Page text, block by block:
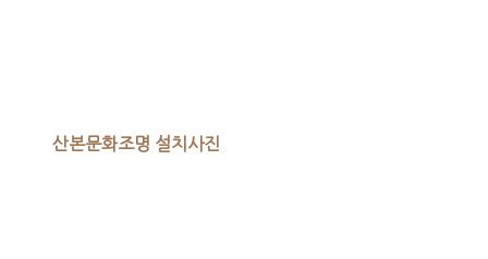
산본문화조명 설치사진